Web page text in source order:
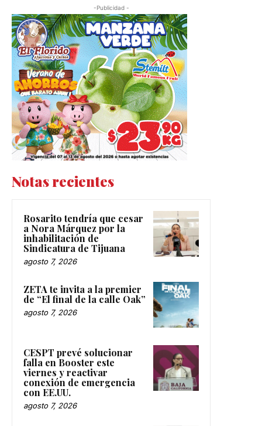
-Publicidad -
Notas recientes
Rosarito tendría que cesar
a Nora Márquez por la
inhabilitación de
Sindicatura de Tijuana
agosto 7, 2026
ZETA te invita a la premier
de “El final de la calle Oak”
agosto 7, 2026
CESPT prevé solucionar
falla en Booster este
viernes y reactivar
conexión de emergencia
con EE.UU.
agosto 7, 2026